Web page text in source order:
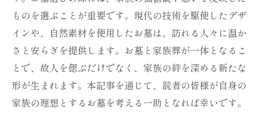
ものを選ぶことが重要です。現代の技術を駆使したデザ
インや、自然素材を使用したお墓は、訪れる人々に温か
さと安らぎを提供します。お墓と家族葬が一体となるこ
とで、故人を偲ぶだけでなく、家族の絆を深める新たな
形が生まれます。本記事を通じて、読者の皆様が自身の
家族の理想とするお墓を考える一助となれば幸いです。